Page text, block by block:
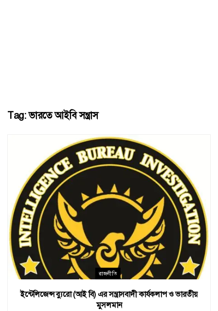
Tag:ভারতে আইবি সন্ত্রাস
রাজনীতি
ইন্টেলিজেন্স ব্যুরো (আই বি) এর সন্ত্রাসবাদী কার্যকলাপ ও ভারতীয়
মুসলমান